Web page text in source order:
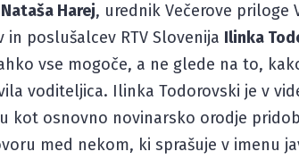
Nataša Harej, urednik Večerove priloge
poslušalcev RTV Slovenija Ilinka
vse mogoče, a ne glede na to,
voditeljica. Ilinka Todorovski je v
kot osnovno novinarsko orodje
med nekom, ki sprašuje v imenu